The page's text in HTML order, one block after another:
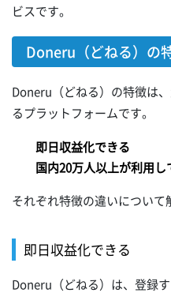
ビスです。
Doneru（どねる）の
Doneru（どねる）の特徴は
るプラットフォームです。
即日収益化できる
国内20万人以上が利用し
それぞれ特徴の違いについて
即日収益化できる
Doneru（どねる）は、登録